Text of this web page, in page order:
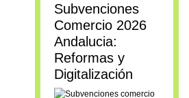
Subvenciones
Comercio 2026
Andalucia:
Reformas y
Digitalización